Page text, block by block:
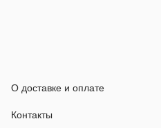
О доставке и оплате
Контакты